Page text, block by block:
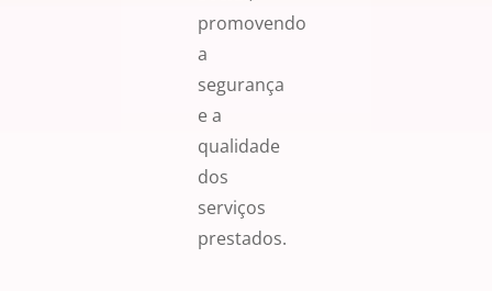
promovendo
a
segurança
e a
qualidade
dos
serviços
prestados.